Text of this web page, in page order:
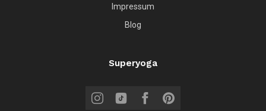
Impressum
Blog
Superyoga